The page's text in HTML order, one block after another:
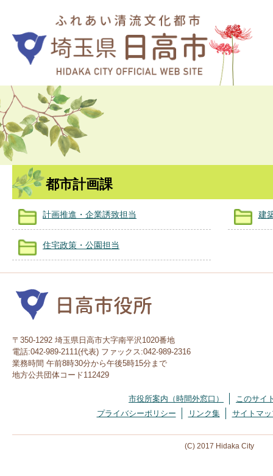
都市計画課
計画推進・企業誘致担当 建
住宅政策・公園担当
〒350-1292 埼玉県日高市大字南平沢1020番地
電話:042-989-2111(代表) ファックス:042-989-2316
業務時間 午前8時30分から午後5時15分まで
地方公共団体コード112429
市役所案内（時間外窓口）
このサイ
プライバシーポリシー
リンク集 サイトマッ
(C) 2017 Hidaka City